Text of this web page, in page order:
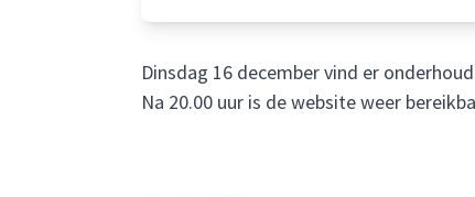
Dinsdag 16 december vind er
Na 20.00 uur is de website weer